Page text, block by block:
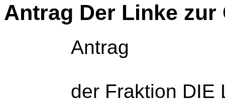
Antrag Der Linke zur
Antrag
der Fraktion DIE